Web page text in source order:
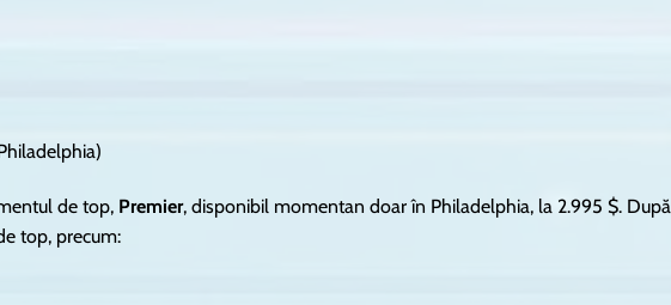
de top, Premier, disponibil momentan doar în Philadelphia, la 2.995 $. După
top, precum: